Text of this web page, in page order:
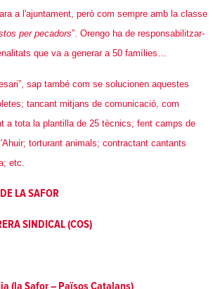
a l'ajuntament, però com sempre amb la classe
per pecadors”. Orengo ha de responsabilitzar-
que va a generar a 50 famílies…
sap també com se solucionen aquestes
tancant mitjans de comunicació, com
a tota la plantilla de 25 tècnics; fent camps de
torturant animals; contractant cantants
etc.
LA SAFOR
SINDICAL (COS)
(la Safor – Països Catalans)